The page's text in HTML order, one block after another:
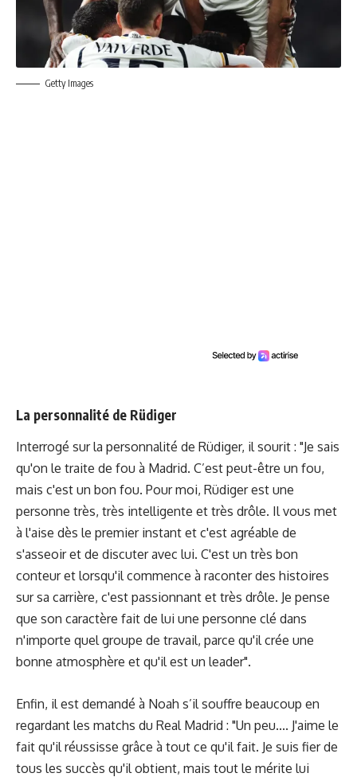
Getty Images
La personnalité de Rüdiger
Interrogé sur la personnalité de Rüdiger, il sourit : "Je sais
qu'on le traite de fou à Madrid. C’est peut-être un fou,
mais c'est un bon fou. Pour moi, Rüdiger est une
personne très, très intelligente et très drôle. Il vous met
à l'aise dès le premier instant et c'est agréable de
s'asseoir et de discuter avec lui. C'est un très bon
conteur et lorsqu'il commence à raconter des histoires
sur sa carrière, c'est passionnant et très drôle. Je pense
que son caractère fait de lui une personne clé dans
n'importe quel groupe de travail, parce qu'il crée une
bonne atmosphère et qu'il est un leader".
Enfin, il est demandé à Noah s’il souffre beaucoup en
regardant les matchs du Real Madrid : "Un peu.... J'aime le
fait qu'il réussisse grâce à tout ce qu'il fait. Je suis fier de
tous les succès qu'il obtient, mais tout le mérite lui